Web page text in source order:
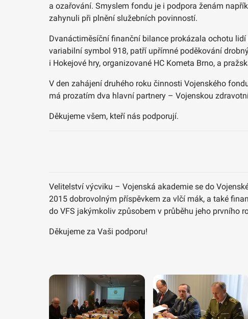
a ozařování. Smyslem fondu je i podpora ženám
zahynuli při plnění služebních povinností.
Dvanáctiměsíční finanční bilance prokázala ochotu
variabilní symbol 918, patří upřímné poděkování
i Hokejové hry, organizované HC Kometa Brno, a
V den zahájení druhého roku činnosti Vojenského
má prozatím dva hlavní partnery – Vojenskou
Děkujeme všem, kteří nás podporují.
Velitelství výcviku – Vojenská akademie se do
2015 dobrovolným příspěvkem za vlčí mák, a také
do VFS jakýmkoliv způsobem v průběhu jeho prvního
Děkujeme za Vaši podporu!